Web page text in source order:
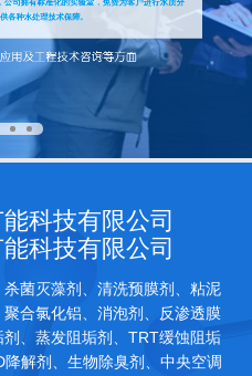
科技有限公司
科技有限公司
菌灭藻剂、清洗预膜剂、粘泥
合氯化铝、消泡剂、反渗透膜
、蒸发阻垢剂、TRT缓蚀阻垢
解剂、生物除臭剂、中央空调